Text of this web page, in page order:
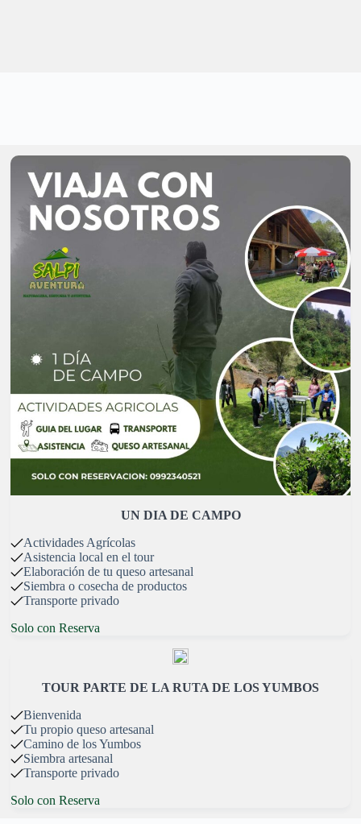
UN DIA DE CAMPO
Actividades Agrícolas
Asistencia local en el tour
Elaboración de tu queso artesanal
Siembra o cosecha de productos
Transporte privado
Solo con Reserva
TOUR PARTE DE LA RUTA DE LOS YUMBOS
Bienvenida
Tu propio queso artesanal
Camino de los Yumbos
Siembra artesanal
Transporte privado
Solo con Reserva